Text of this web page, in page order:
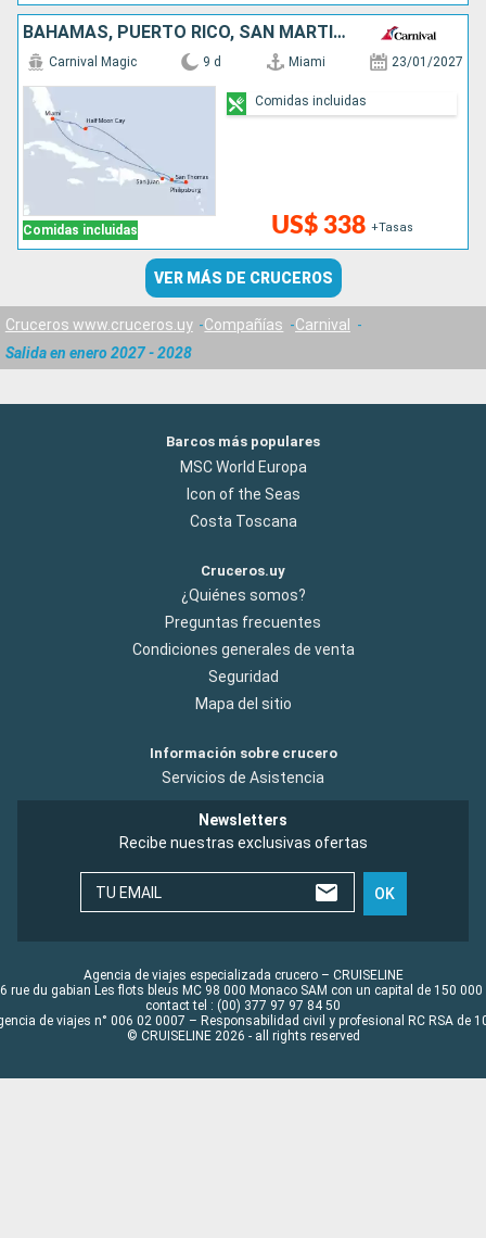
BAHAMAS, PUERTO RICO, SAN MARTÍN, ESTADOS UNIDOS
Comidas incluidas
Carnival Magic 9 d Miami 23/01/2027
US$ 338 +Tasas
Comidas incluidas
VER MÁS DE CRUCEROS
Cruceros www.cruceros.uy Compañías
Carnival
Salida en enero 2027 - 2028
Barcos más populares
MSC World Europa
Icon of the Seas
Costa Toscana
Cruceros.uy
¿Quiénes somos?
Preguntas frecuentes
Condiciones generales de venta
Seguridad
Mapa del sitio
Información sobre crucero
Servicios de Asistencia
Newsletters
Recibe nuestras exclusivas ofertas
TU EMAIL OK
Agencia de viajes especializada crucero – CRUISELINE
rue du gabian Les flots bleus MC 98 000 Monaco SAM con un capital de 150 000
contact tel : (00) 377 97 97 84 50
de viajes n° 006 02 0007 – Responsabilidad civil y profesional RC RSA de
© CRUISELINE 2026 - all rights reserved